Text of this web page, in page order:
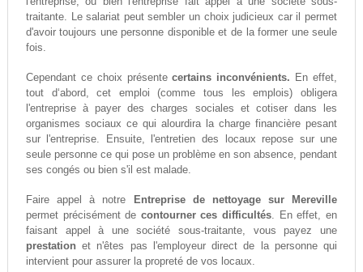
traitante. Le salariat peut sembler un choix judicieux car il permet
d'avoir toujours une personne disponible et de la former une seule
fois.
Cependant ce choix présentecertains inconvénients. En effet,
tout d‘abord, cet emploi (comme tous les emplois) obligera
l'entreprise à payer des charges sociales et cotiser dans les
organismes sociaux ce qui alourdira la charge financière pesant
sur l'entreprise. Ensuite, l'entretien des locaux repose sur une
seule personne ce qui pose un problème en son absence, pendant
ses congés ou bien s'il est malade.
Faire appel à notre
Entreprise de nettoyage sur Mereville
permet précisément de contourner ces difficultés. En effet, en
faisant appel à une société sous-traitante, vous payez une
prestation et n'êtes pas l'employeur direct de la personne qui
intervient pour assurer la propreté de vos locaux.